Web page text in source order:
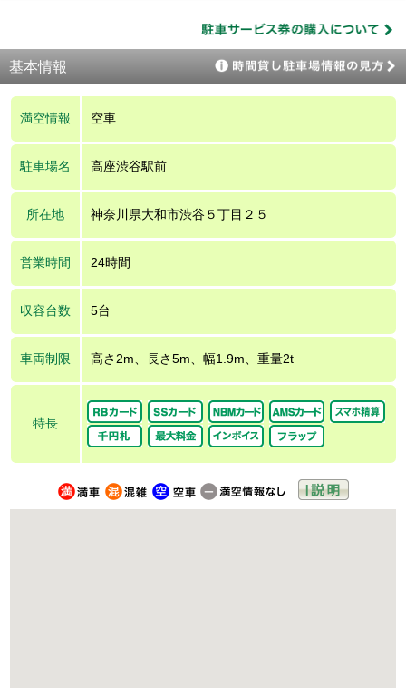
基本情報
満空情報 空車
駐車場名 高座渋谷駅前
所在地 神奈川県大和市渋谷５丁目２５
営業時間 24時間
収容台数 5台
車両制限 高さ2m、長さ5m、幅1.9m、重量2t
特長